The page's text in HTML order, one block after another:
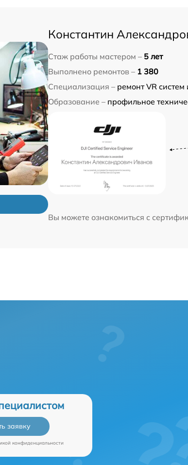
Константин
Стаж работы мастером – 5 лет
Выполнено ремонтов – 1 380
Специализация – ремонт VR
Образование – профильное
Вы можете ознакомиться с
заявку
конфиденциальности